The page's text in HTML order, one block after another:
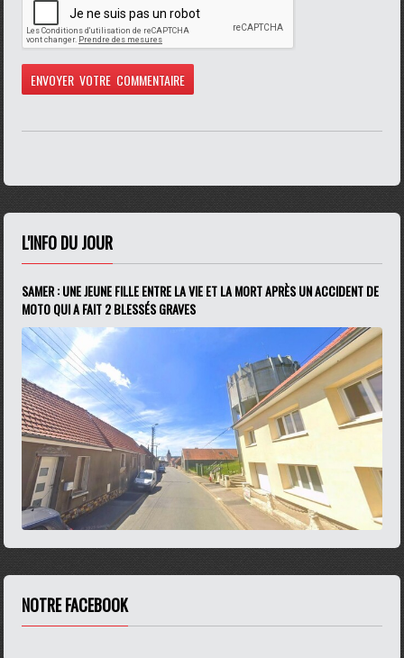
L'INFO DU JOUR
SAMER : UNE JEUNE FILLE ENTRE LA VIE ET LA MORT APRÈS UN ACCIDENT DE
MOTO QUI A FAIT 2 BLESSÉS GRAVES
NOTRE FACEBOOK